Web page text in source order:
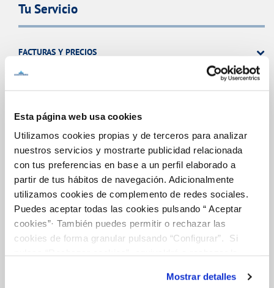
Esta página web usa cookies
Utilizamos cookies propias y de terceros para analizar
nuestros servicios y mostrarte publicidad relacionada
con tus preferencias en base a un perfil elaborado a
partir de tus hábitos de navegación. Adicionalmente
utilizamos cookies de complemento de redes sociales.
Puedes aceptar todas las cookies pulsando “ Aceptar
cookies”· También puedes permitir o rechazar las
cookies de forma granular pulsando “Configurar”. Si
son indispensables para que el sitio web funcione y que
Mostrar detalles
Tu Servicio
FACTURAS Y PRECIOS
ATENCIÓN AL CLIENTE
COMPROMISO DE SERVICIO
Tu Agua
NUESTRO PAPEL EN EL CICLO URBANO
CALIDAD
CUIDADOS DEL AGUA